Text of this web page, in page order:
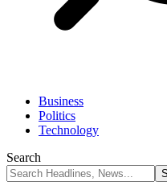
Business
Politics
Technology
Search